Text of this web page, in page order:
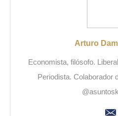
Arturo
Economista, filósofo.
Periodista. Colaborador